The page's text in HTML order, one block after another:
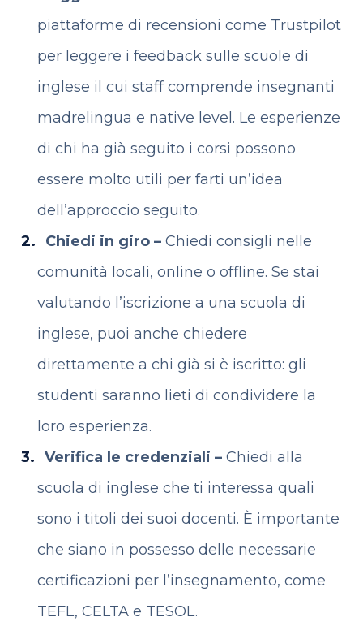
piattaforme di recensioni come Trustpilot
per leggere i feedback sulle scuole di
inglese il cui staff comprende insegnanti
madrelingua e native level. Le esperienze
di chi ha già seguito i corsi possono
essere molto utili per farti un’idea
dell’approccio seguito.
Chiedi in giro – Chiedi consigli nelle
comunità locali, online o offline. Se stai
valutando l’iscrizione a una scuola di
inglese, puoi anche chiedere
direttamente a chi già si è iscritto: gli
studenti saranno lieti di condividere la
loro esperienza.
Verifica le credenziali – Chiedi alla
scuola di inglese che ti interessa quali
sono i titoli dei suoi docenti. È importante
che siano in possesso delle necessarie
certificazioni per l’insegnamento, come
TEFL, CELTA e TESOL.